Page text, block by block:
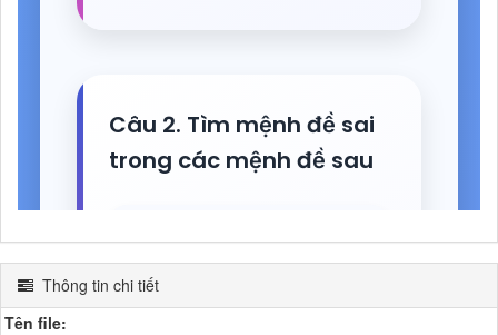
Thông tin chi tiết
Tên file: